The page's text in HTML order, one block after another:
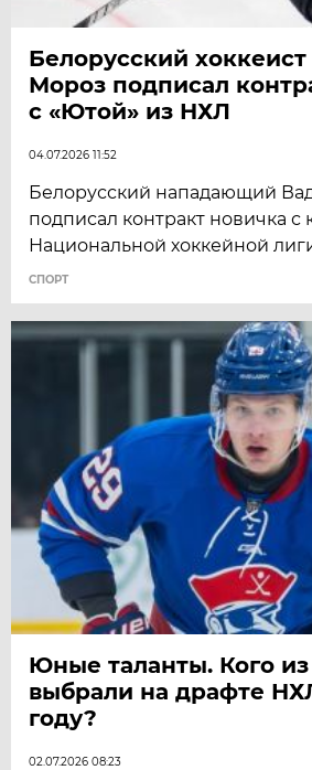
Белорусский
Мороз подписал
с «Ютой» из НХЛ
04.07.2026 11:52
Белорусский нападающий
подписал контракт новичка с
Национальной хоккейной
СПОРТ
Юные таланты. Кого
выбрали на драфте
году?
02.07.2026 08:23